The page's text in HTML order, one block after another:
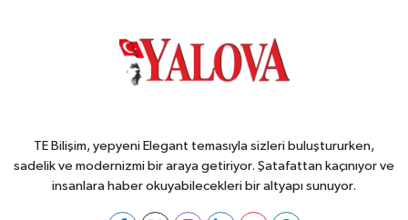
TE Bilişim, yepyeni Elegant temasıyla sizleri buluştururken,
sadelik ve modernizmi bir araya getiriyor. Şatafattan kaçınıyor ve
insanlara haber okuyabilecekleri bir altyapı sunuyor.